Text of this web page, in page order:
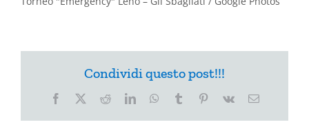
Condividi questo post!!!
Facebook
X RedditLinkedInWhatsApp
Tumblr Pinterest
Vk Email